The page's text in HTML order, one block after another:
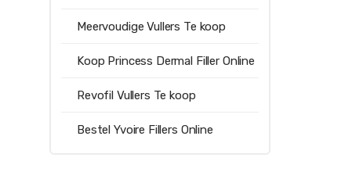
Meervoudige Vullers Te koop
Koop Princess Dermal Filler Online
Revofil Vullers Te koop
Bestel Yvoire Fillers Online